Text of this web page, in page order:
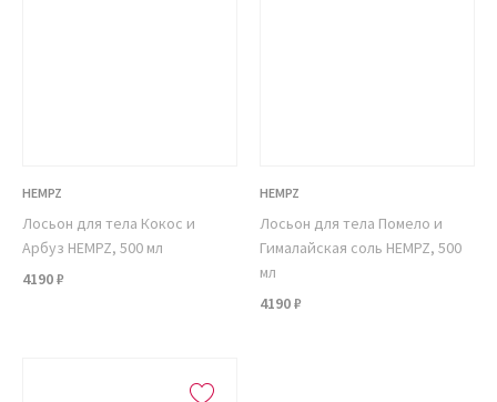
HEMPZ
Лосьон для тела Кокос и
Арбуз HEMPZ, 500 мл
4190 ₽
HEMPZ
Лосьон для тела Помело и
Гималайская соль HEMPZ, 500
мл
4190 ₽